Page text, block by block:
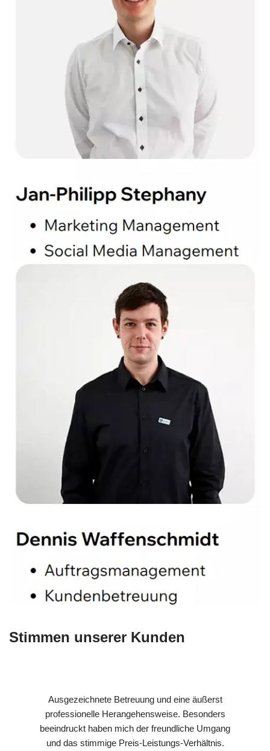
Stimmen unserer Kunden
Ausgezeichnete Betreuung und eine äußerst
professionelle Herangehensweise. Besonders
beeindruckt haben mich der freundliche Umgang
und das stimmige Preis-Leistungs-Verhältnis.